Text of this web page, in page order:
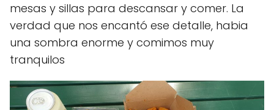
mesas y sillas para descansar y comer. La
verdad que nos encantó ese detalle, habia
una sombra enorme y comimos muy
tranquilos